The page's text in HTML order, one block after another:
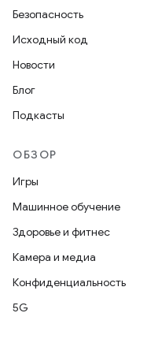
Безопасность
Исходный код
Новости
Блог
Подкасты
ОБЗОР
Игры
Машинное обучение
Здоровье и фитнес
Камера и медиа
Конфиденциальность
5G